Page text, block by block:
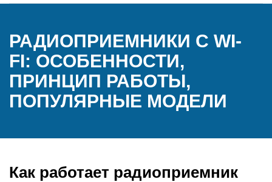
РАДИОПРИЕМНИКИ С WI-
FI: ОСОБЕННОСТИ,
ПРИНЦИП РАБОТЫ,
ПОПУЛЯРНЫЕ МОДЕЛИ
Как работает радиоприемник